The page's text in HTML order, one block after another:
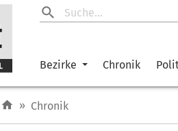
Bezirke Chronik
» Chronik